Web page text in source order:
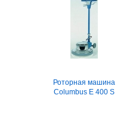
Роторная машина
Columbus E 400 S